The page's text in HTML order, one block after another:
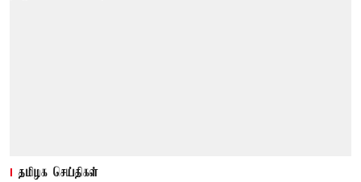
தமிழக செய்திகள்